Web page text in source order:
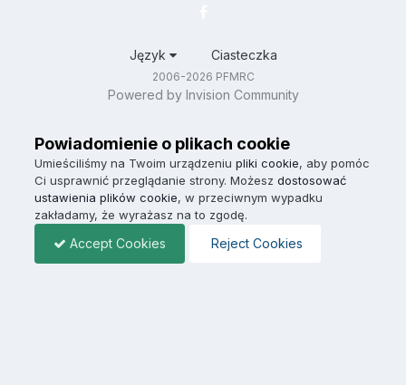
Język Ciasteczka
2006-2026 PFMRC
Powered by Invision Community
Powiadomienie o plikach cookie
Umieściliśmy na Twoim urządzeniu pliki cookie, aby pomóc
Ci usprawnić przeglądanie strony. Możesz dostosować
ustawienia plików cookie, w przeciwnym wypadku
zakładamy, że wyrażasz na to zgodę.
Accept Cookies Reject Cookies